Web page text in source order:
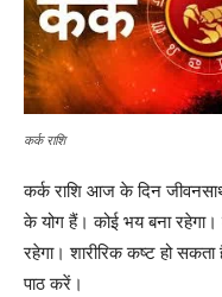
कर्क राशि
कर्क राशि आज के दिन
के योग हैं। कोई भय बना
रहेगा। शारीरिक कष्ट हो
पाठ करें।